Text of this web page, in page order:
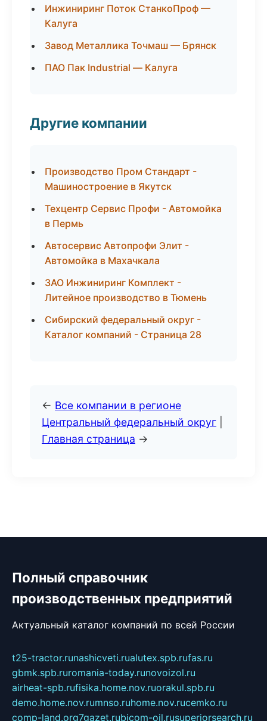
Инжиниринг Поток СтанкоПроф —
Калуга
Завод Металлика Точмаш — Брянск
ПАО Пак Industrial — Калуга
Другие компании
Производство Пром Стандарт -
Машиностроение в Якутск
Техцентр Сервис Профи - Автомойка
в Пермь
Автосервис Автопрофи Элит -
Автомойка в Махачкала
ЗАО Инжиниринг Комплект -
Литейное производство в Тюмень
Сибирский федеральный округ -
Каталог компаний - Страница 28
← Все компании в регионе
Центральный федеральный округ
Главная страница →
Полный справочник
производственных предприятий
Актуальный каталог компаний по всей России
t25-tractor.runashicveti.rualutex.spb.rufas.ru
gbmk.spb.ruromania-today.runovoizol.ru
airheat-spb.rufisika.home.nov.ruorakul.spb.ru
demo.home.nov.rumnso.ruhome.nov.rucemko.ru
comp-land.org7gazet.rubicom-oil.rusuperiorsearch.ru